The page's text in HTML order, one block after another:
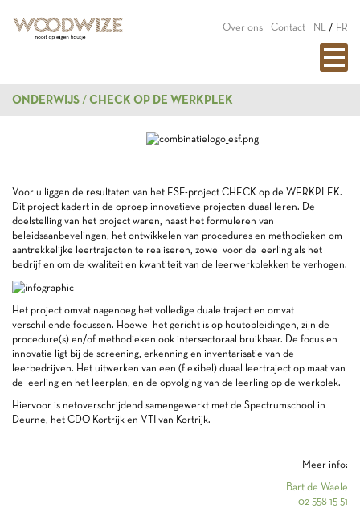
Over ons Contact NL / FR
ONDERWIJS CHECK OP DE WERKPLEK
Voor u liggen de resultaten van het ESF-project CHECK op de WERKPLEK.
Dit project kadert in de oproep innovatieve projecten duaal leren. De
doelstelling van het project waren, naast het formuleren van
beleidsaanbevelingen, het ontwikkelen van procedures en methodieken om
aantrekkelijke leertrajecten te realiseren, zowel voor de leerling als het
bedrijf en om de kwaliteit en kwantiteit van de leerwerkplekken te verhogen.
Het project omvat nagenoeg het volledige duale traject en omvat
verschillende focussen. Hoewel het gericht is op houtopleidingen, zijn de
procedure(s) en/of methodieken ook intersectoraal bruikbaar. De focus en
innovatie ligt bij de screening, erkenning en inventarisatie van de
leerbedrijven. Het uitwerken van een (flexibel) duaal leertraject op maat van
de leerling en het leerplan, en de opvolging van de leerling op de werkplek.
Hiervoor is netoverschrijdend samengewerkt met de Spectrumschool in
Deurne, het CDO Kortrijk en VTI van Kortrijk.
Meer info:
Bart de Waele
02 558 15 51